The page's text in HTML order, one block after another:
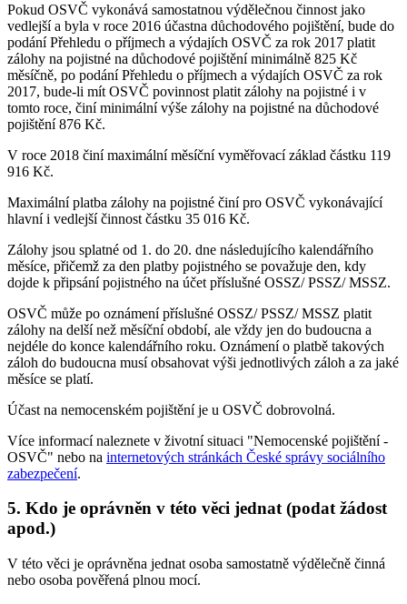
Pokud OSVČ vykonává samostatnou výdělečnou činnost jako
vedlejší a byla v roce 2016 účastna důchodového pojištění, bude do
podání Přehledu o příjmech a výdajích OSVČ za rok 2017 platit
zálohy na pojistné na důchodové pojištění minimálně 825 Kč
měsíčně, po podání Přehledu o příjmech a výdajích OSVČ za rok
2017, bude-li mít OSVČ povinnost platit zálohy na pojistné i v
tomto roce, činí minimální výše zálohy na pojistné na důchodové
pojištění 876 Kč.
V roce 2018 činí maximální měsíční vyměřovací základ částku 119
916 Kč.
Maximální platba zálohy na pojistné činí pro OSVČ vykonávající
hlavní i vedlejší činnost částku 35 016 Kč.
Zálohy jsou splatné od 1. do 20. dne následujícího kalendářního
měsíce, přičemž za den platby pojistného se považuje den, kdy
dojde k připsání pojistného na účet příslušné OSSZ/ PSSZ/ MSSZ.
OSVČ může po oznámení příslušné OSSZ/ PSSZ/ MSSZ platit
zálohy na delší než měsíční období, ale vždy jen do budoucna a
nejdéle do konce kalendářního roku. Oznámení o platbě takových
záloh do budoucna musí obsahovat výši jednotlivých záloh a za jaké
měsíce se platí.
Účast na nemocenském pojištění je u OSVČ dobrovolná.
Více informací naleznete v životní situaci "Nemocenské pojištění -
OSVČ" nebo na internetových stránkách České správy sociálního
zabezpečení.
5. Kdo je oprávněn v této věci jednat (podat žádost
apod.)
V této věci je oprávněna jednat osoba samostatně výdělečně činná
nebo osoba pověřená plnou mocí.